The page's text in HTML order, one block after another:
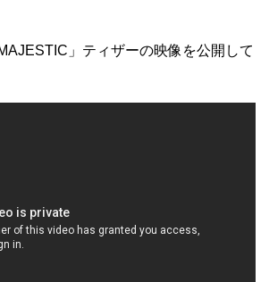
」ティザーの映像を公開して